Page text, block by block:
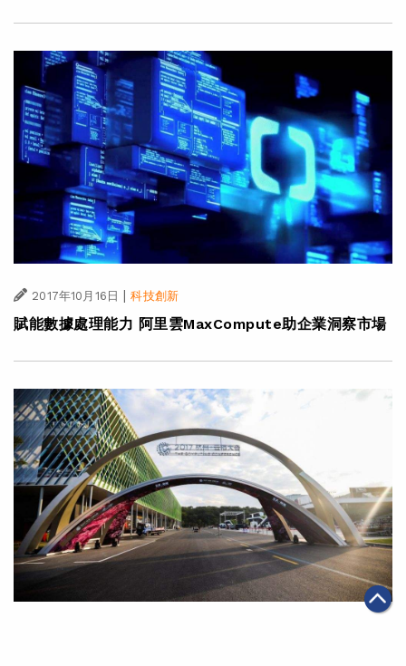
2017年10月16日 | 科技創新
賦能數據處理能力 阿里雲MaxCompute助企業洞察市場